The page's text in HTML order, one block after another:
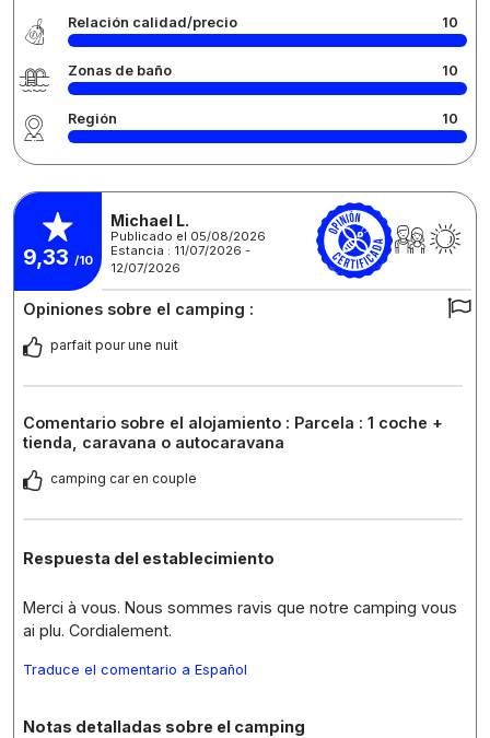
Relación calidad/precio 10
Zonas de baño 10
Región 10
9,33 /10
Michael L.
Publicado el 05/08/2026
Estancia : 11/07/2026 -
12/07/2026
Opiniones sobre el camping :
parfait pour une nuit
Comentario sobre el alojamiento : Parcela : 1 coche +
tienda, caravana o autocaravana
camping car en couple
Respuesta del establecimiento
Merci à vous. Nous sommes ravis que notre camping vous
ai plu. Cordialement.
Traduce el comentario a Español
Notas detalladas sobre el camping